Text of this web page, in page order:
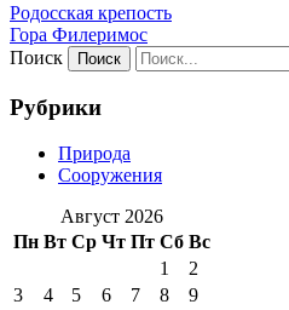
Родосская крепость
Гора Филеримос
Поиск
Рубрики
Природа
Сооружения
Август 2026
Пн Вт Ср Чт Пт Сб Вс
1
2
3
4 5 6 7 8
9